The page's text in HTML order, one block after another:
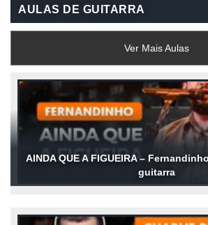
AULAS DE GUITARRA
Ver Mais Aulas
AINDA QUE A FIGUEIRA –
guitarra